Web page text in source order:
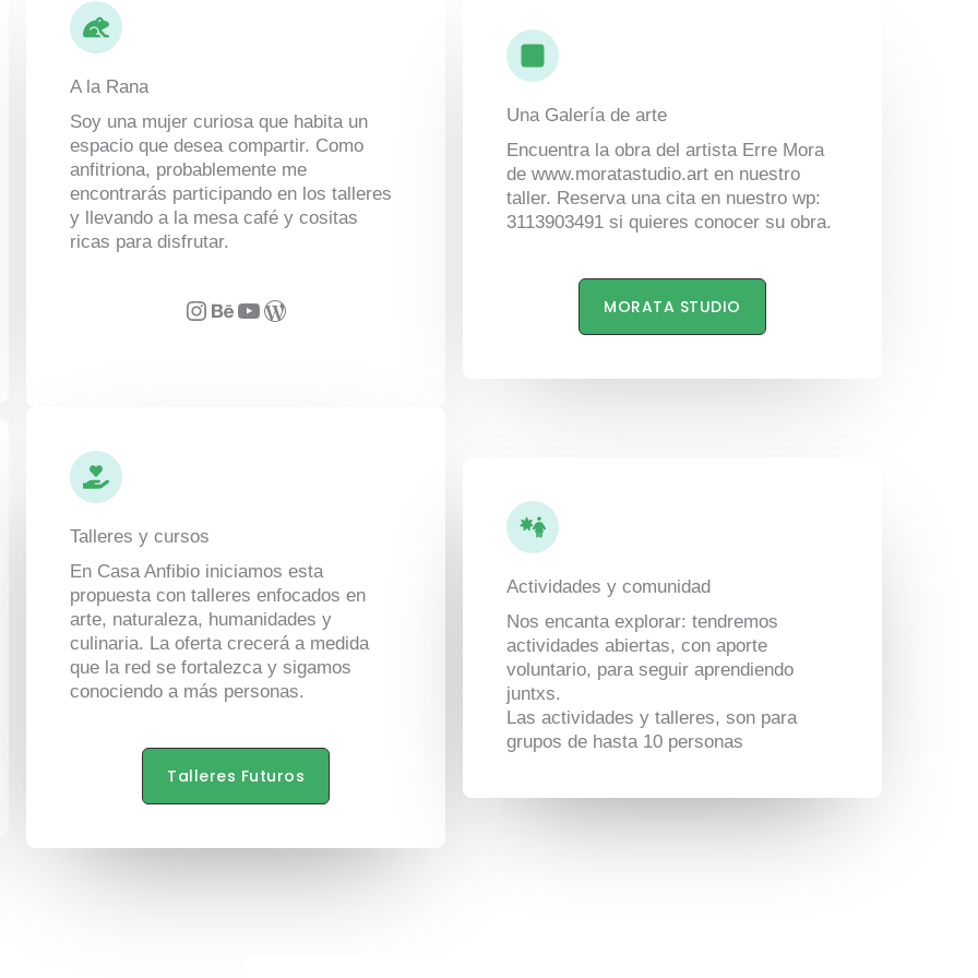
A la Rana
Soy una mujer curiosa que habita un
espacio que desea compartir. Como
anfitriona, probablemente me
encontrarás participando en los talleres
y llevando a la mesa café y cositas
ricas para disfrutar.
Instagram
Behance
YouTube
WordPress
Una Galería de arte
Encuentra la obra del artista Erre Mora
de www.moratastudio.art en nuestro
taller. Reserva una cita en nuestro wp:
3113903491 si quieres conocer su obra.
MORATA STUDIO
Talleres y cursos
En Casa Anfibio iniciamos esta
propuesta con talleres enfocados en
arte, naturaleza, humanidades y
culinaria. La oferta crecerá a medida
que la red se fortalezca y sigamos
conociendo a más personas.
Talleres Futuros
Actividades y comunidad
Nos encanta explorar: tendremos
actividades abiertas, con aporte
voluntario, para seguir aprendiendo
juntxs.
Las actividades y talleres, son para
grupos de hasta 10 personas